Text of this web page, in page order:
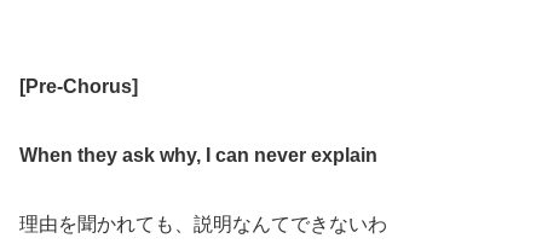
[Pre-Chorus]
When they ask why, I can never explain
理由を聞かれても、説明なんてできないわ